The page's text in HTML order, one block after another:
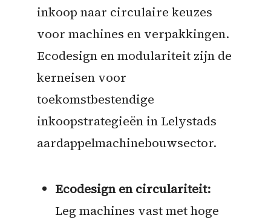
inkoop naar circulaire keuzes
voor machines en verpakkingen.
Ecodesign en modulariteit zijn de
kerneisen voor
toekomstbestendige
inkoopstrategieën in Lelystads
aardappelmachinebouwsector.
Ecodesign en circulariteit:
Leg machines vast met hoge